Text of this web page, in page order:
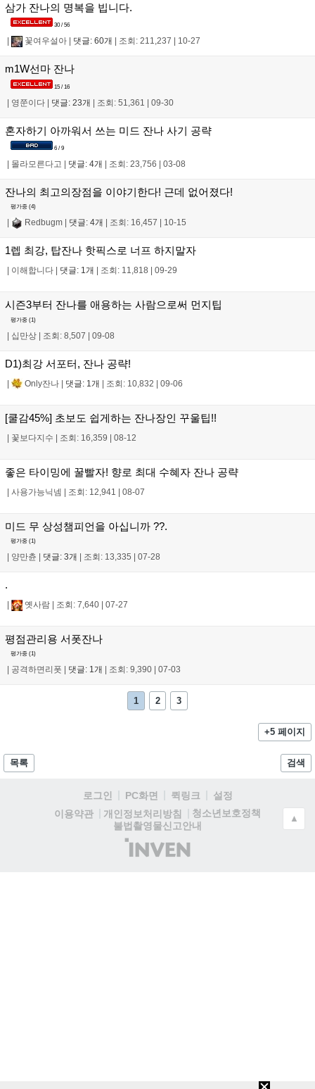
삼가 잔나의 명복을 빕니다.
30 / 56
꽃여우설아 댓글: 60개 조회: 211,237 10-27
m1W선마 잔나
15 / 16
| 영쭌이다 | 댓글: 23개 | 조회: 51,361 | 09-30
혼자하기 아까워서 쓰는 미드 잔나 사기 공략
6 / 9
몰라모른다고 댓글: 4개 조회: 23,756 03-08
잔나의 최고의장점을 이야기한다! 근데 없어졌다!
평가중 (4)
Redbugm 댓글: 4개 조회: 16,457 10-15
1렙 최강, 탑잔나 핫픽스로 너프 하지말자
이해합니다 댓글: 1개 조회: 11,818 09-29
시즌3부터 잔나를 애용하는 사람으로써 먼지팁
평가중 (1)
| 십만상 | 조회: 8,507 | 09-08
D1)최강 서포터, 잔나 공략!
| Only잔나 | 댓글: 1개 | 조회: 10,832 | 09-06
[쿨감45%] 초보도 쉽게하는 잔나장인 꾸울팁!!
| 꽃보다지수 | 조회: 16,359 | 08-12
좋은 타이밍에 꿀빨자! 향로 최대 수혜자 잔나 공략
| 사용가능닉넴 | 조회: 12,941 | 08-07
미드 무 상성챔피언을 아십니까 ??.
평가중 (1)
양만츈 댓글: 3개 조회: 13,335 07-28
.
옛사람 조회: 7,640 07-27
평점관리용 서폿잔나
평가중 (1)
공격하면리폿 댓글: 1개 조회: 9,390 07-03
1 2 3
+5 페이지
목록 검색
로그인 PC화면 퀵링크
설정
이용약관
개인정보처리방침
청소년보호정책
불법촬영물신고안내
(주)
인
▲